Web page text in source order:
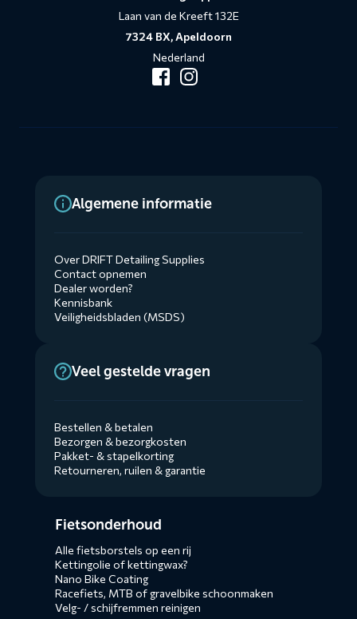
Laan van de Kreeft 132E
7324 BX, Apeldoorn
Nederland
Algemene informatie
Over DRIFT Detailing Supplies
Contact opnemen
Dealer worden?
Kennisbank
Veiligheidsbladen (MSDS)
Veel gestelde vragen
Bestellen & betalen
Bezorgen & bezorgkosten
Pakket- & stapelkorting
Retourneren, ruilen & garantie
menusFietsonderhoud
Alle fietsborstels op een rij
Kettingolie of kettingwax?
Nano Bike Coating
Racefiets, MTB of gravelbike schoonmaken
Velg- / schijfremmen reinigen